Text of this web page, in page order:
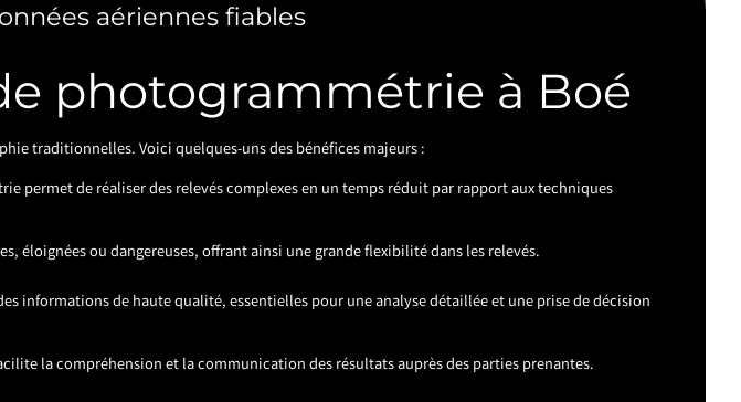
aériennes fiables
photogrammétrie à Boé
traditionnelles. Voici quelques-uns des bénéfices majeurs :
permet de réaliser des relevés complexes en un temps réduit par rapport aux techniques
éloignées ou dangereuses, offrant ainsi une grande flexibilité dans les relevés.
informations de haute qualité, essentielles pour une analyse détaillée et une prise de décision
la compréhension et la communication des résultats auprès des parties prenantes.